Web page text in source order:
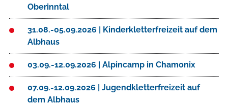
Oberinntal
31.08.-05.09.2026 | Kinderkletterfreizeit auf dem
Albhaus
03.09.-12.09.2026 | Alpincamp in Chamonix
07.09.-12.09.2026 | Jugendkletterfreizeit auf
dem Albhaus